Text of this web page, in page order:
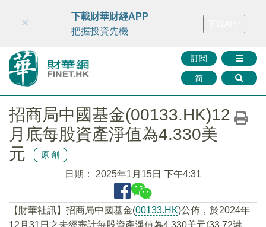
財華智庫網 FINTV FINMETA 財華證券 媒體矩陣
訂閱
简
×
下載財華財經APP
把握投資先機
招商局中國基金(00133.HK)12
月底每股資產淨值為4.330美
元
原創
日期： 2025年1月15日 下午4:31
【財華社訊】招商局中國基金(00133.HK)公佈，於2024年
12月31日之未經審計每股資產淨值為4.330美元(33.72港